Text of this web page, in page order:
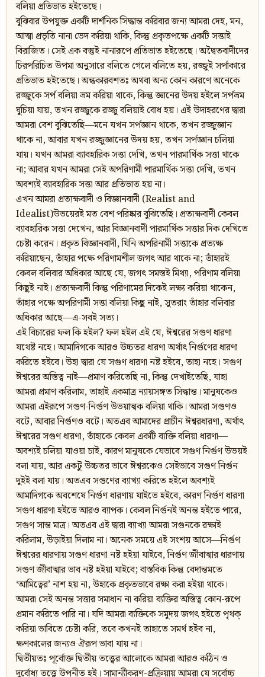
বলিয়া প্রতিভাত হইতেছে।
বুঝিবার উপযুক্ত একটি দার্শনিক সিদ্ধান্ত করিবার জন্য আমরা দেহ, মন,
আত্মা প্রভৃতি নানা ভেদ করিয়া থাকি, কিন্তু প্রকৃতপক্ষে একটি সত্তাই
বিরাজিত। সেই এক বস্তুই নানারূপে প্রতিভাত হইতেছে। অদ্বৈতবাদীদের
চিরপরিচিত উপমা অনুসারে বলিতে গেলে বলিতে হয়, রজ্জুই সর্পাকারে
প্রতিভাত হইতেছে। অন্ধকারবশতঃ অথবা অন্য কোন কারণে অনেকে
রজ্জুকে সর্প বলিয়া ভ্রম করিয়া থাকে, কিন্তু জ্ঞানের উদয় হইলে সর্পভ্রম
ঘুচিয়া যায়, তখন রজ্জুকে রজ্জু বলিয়াই বোধ হয়। এই উদাহরণের দ্বারা
আমরা বেশ বুঝিতেছি—মনে যখন সর্পজ্ঞান থাকে, তখন রজ্জুজ্ঞান
থাকে না, আবার যখন রজ্জুজ্ঞানের উদয় হয়, তখন সর্পজ্ঞান চলিয়া
যায়। যখন আমরা ব্যাবহারিক সত্তা দেখি, তখন পারমার্থিক সত্তা থাকে
না; আবার যখন আমরা সেই অপরিণামী পারমার্থিক সত্তা দেখি, তখন
অবশ্যই ব্যাবহারিক সত্তা আর প্রতিভাত হয় না।
এখন আমরা প্রত্যক্ষবাদী ও বিজ্ঞানবাদী (Realist and
Idealist)উভয়েরই মত বেশ পরিষ্কার বুঝিতেছি। প্রত্যক্ষবাদী কেবল
ব্যাবহারিক সত্তা দেখেন, আর বিজ্ঞানবাদী পারমার্থিক সত্তার দিক দেখিতে
চেষ্টা করেন। প্রকৃত বিজ্ঞানবাদী, যিনি অপরিনামী সত্তাকে প্রত্যক্ষ
করিয়াছেন, তাঁহার পক্ষে পরিণামশীল জগৎ আর থাকে না; তাঁহারই
কেবল বলিবার অধিকার আছে যে, জগৎ সমস্তই মিথ্যা, পরিণাম বলিয়া
কিছুই নাই। প্রত্যক্ষবাদী কিন্তু পরিণামের দিকেই লক্ষ্য করিয়া থাকেন,
তাঁহার পক্ষে অপরিণামী সত্তা বলিয়া কিছু নাই, সুতরাং তাঁহার বলিবার
অধিকার আছে—এ-সবই সত্য।
এই বিচারের ফল কি হইল? ফল হইল এই যে, ঈশ্বরের সগুণ ধারণা
যথেষ্ট নহে। আমাদিগকে আরও উচ্চতর ধারণা অর্থাৎ নির্গুণের ধারণা
করিতে হইবে। উহা দ্বারা যে সগুণ ধারণা নষ্ট হইবে, তাহা নহে। সগুণ
ঈশ্বরের অস্তিত্ব নাই—প্রমাণ করিতেছি না, কিন্তু দেখাইতেছি, যাহা
আমরা প্রমাণ করিলাম, তাহাই একমাত্র ন্যায়সঙ্গত সিদ্ধান্ত। মানুষকেও
আমরা এইরূপে সগুণ-নির্গুণ উভয়াত্মক বলিয়া থাকি। আমরা সগুণও
বটে, আবার নির্গুণও বটে। অতএব আমাদের প্রাচীন ঈশ্বরধারণা, অর্থাৎ
ঈশ্বরের সগুণ ধারণা, তাঁহাকে কেবল একটি ব্যক্তি বলিয়া ধারণা—
অবশ্যই চলিয়া যাওয়া চাই, কারণ মানুষকে যেভাবে সগুণ নির্গুণ উভয়ই
বলা যায়, আর একটু উচ্চতর ভাবে ঈশ্বরকেও সেইভাবে সগুণ নির্গুন
দুইই বলা যায়। অতএব সগুণের ব্যাখ্যা করিতে হইলে অবশ্যই
আমাদিগকে অবশেষে নির্গুণ ধারণায় যাইতে হইবে, কারণ নির্গুণ ধারণা
সগুণ ধারণা হইতে আরও ব্যাপক। কেবল নির্গুনই অনন্ত হইতে পারে,
সগুণ সান্ত মাত্র। অতএব এই দ্বারা ব্যাখ্যা আমরা সগুনকে রক্ষাই
করিলাম, উড়াইয়া দিলাম না। অনেক সময়ে এই সংশয় আসে—নির্গুণ
ঈশ্বরের ধারণায় সগুণ ধারণা নষ্ট হইয়া যাইবে, নির্গুণ জীবাত্মার ধারণায়
সগুণ জীবাত্মার ভাব নষ্ট হইয়া যাইবে; বাস্তবিক কিন্তু বেদান্তমতে
‘আমিত্বের’ নাশ হয় না, উহাকে প্রকৃতভাবে রক্ষা করা হইয়া থাকে।
আমরা সেই অনন্ত সত্তার সমাধান না করিয়া ব্যক্তির অস্তিত্ব কোন-রূপে
প্রমান করিতে পারি না। যদি আমরা ব্যক্তিকে সমুদয় জগৎ হইতে পৃথক্
করিয়া ভাবিতে চেষ্টা করি, তবে কখনই তাহাতে সমর্থ হইব না,
ক্ষণকালের জন্যও ঐরূপ ভাবা যায় না।
দ্বিতীয়তঃ পূর্বোক্ত দ্বিতীয় তত্ত্বের আলোকে আমরা আরও কঠিন ও
দুর্বোধ্য তত্ত্বে উপনীত হই। সামান্যীকরণ-প্রক্রিয়ায় আমরা যে সর্বোচ্চ